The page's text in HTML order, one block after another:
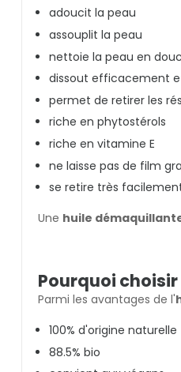
adoucit la peau
assouplit la peau
nettoie la peau en
dissout efficacement
permet de retirer les
riche en phytostérols
riche en vitamine E
ne laisse pas de film
se retire très
Une huile
Pourquoi
Parmi les avantages de l'
100% d'origine naturelle
88.5% bio